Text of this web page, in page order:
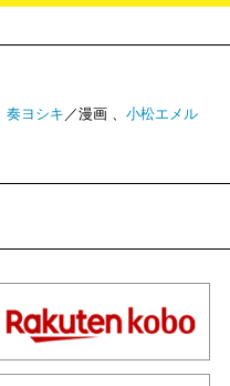
奏ヨシキ ／漫画 、 小松エメル